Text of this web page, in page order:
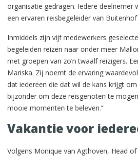
organisatie gedragen. Iedere deelnemer
een ervaren reisbegeleider van Buitenhof
Inmiddels zijn vijf medewerkers
begeleiden reizen naar onder meer
met groepen van zo’n twaalf reizigers.
Mariska. Zij noemt de ervaring
dat iedereen die dat wil de kans krijgt
bijzonder om deze reisgenoten te
mooie momenten te beleven.”
Vakantie voor
Volgens Monique van Agthoven, Head